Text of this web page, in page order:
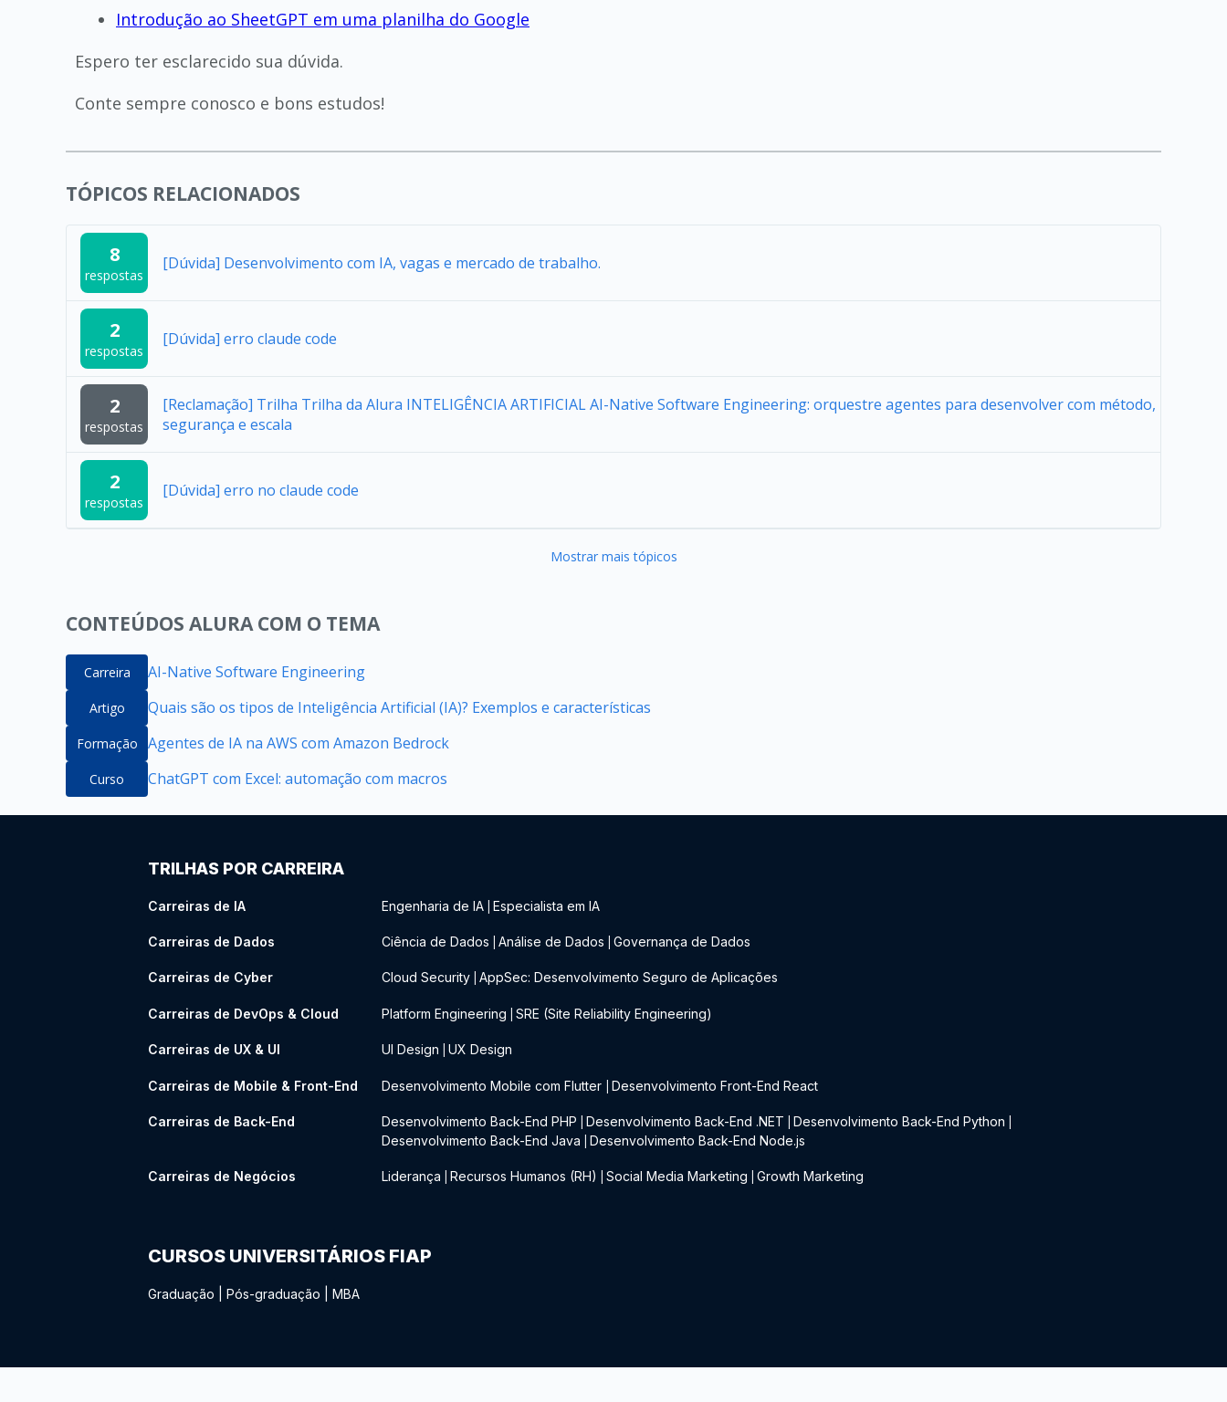
Introdução ao SheetGPT em uma planilha do Google
Espero ter esclarecido sua dúvida.
Conte sempre conosco e bons estudos!
TÓPICOS RELACIONADOS
8
respostas
[Dúvida] Desenvolvimento com IA, vagas e mercado de trabalho.
2
respostas
[Dúvida] erro claude code
2
respostas
[Reclamação] Trilha Trilha da Alura INTELIGÊNCIA ARTIFICIAL AI-Native Software Engineering: orquestre agentes para desenvolver com método,
segurança e escala
2
respostas
[Dúvida] erro no claude code
Mostrar mais tópicos
CONTEÚDOS ALURA COM O TEMA
Carreira AI-Native Software Engineering
Artigo Quais são os tipos de Inteligência Artificial (IA)? Exemplos e características
Formação Agentes de IA na AWS com Amazon Bedrock
Curso ChatGPT com Excel: automação com macros
TRILHAS POR CARREIRA
Carreiras de IA Engenharia de IA Especialista em IA
Carreiras de Dados Ciência de Dados Análise de Dados Governança de Dados
Carreiras de Cyber Cloud Security AppSec: Desenvolvimento Seguro de Aplicações
Carreiras de DevOps & Cloud Platform Engineering SRE (Site Reliability Engineering)
Carreiras de UX & UI UI Design UX Design
Carreiras de Mobile & Front-End Desenvolvimento Mobile com Flutter Desenvolvimento Front-End React
Carreiras de Back-End Desenvolvimento Back-End PHP Desenvolvimento Back-End .NET Desenvolvimento Back-End Python
Desenvolvimento Back-End Java Desenvolvimento Back-End Node.js
Carreiras de Negócios Liderança Recursos Humanos (RH) Social Media Marketing Growth Marketing
CURSOS UNIVERSITÁRIOS FIAP
Graduação Pós-graduação MBA